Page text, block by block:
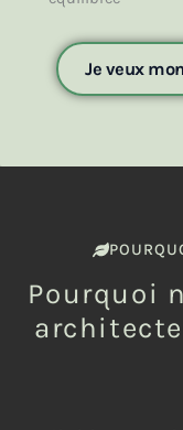
Je veux
Pourquoi